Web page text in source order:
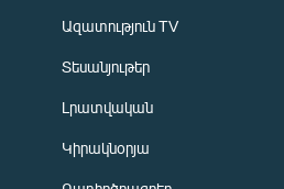
Ազատություն TV
Տեսանյութեր
Լրատվական
Կիրակնօրյա